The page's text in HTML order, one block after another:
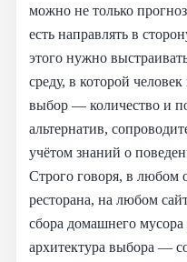
можно не только
есть направлять в
этого нужно
среду, в которой
выбор — количество и
альтернатив,
учётом знаний о
Строго говоря, в любом
ресторана, на любом
сбора домашнего мусора
архитектура выбора —